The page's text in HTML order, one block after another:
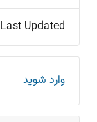
Last Updated
وارد شوید